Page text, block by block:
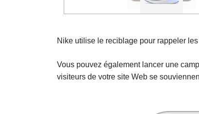
Nike utilise le reciblage pour rappeler
Vous pouvez également lancer une
visiteurs de votre site Web se